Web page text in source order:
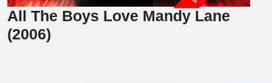
All The Boys Love Mandy Lane
(2006)